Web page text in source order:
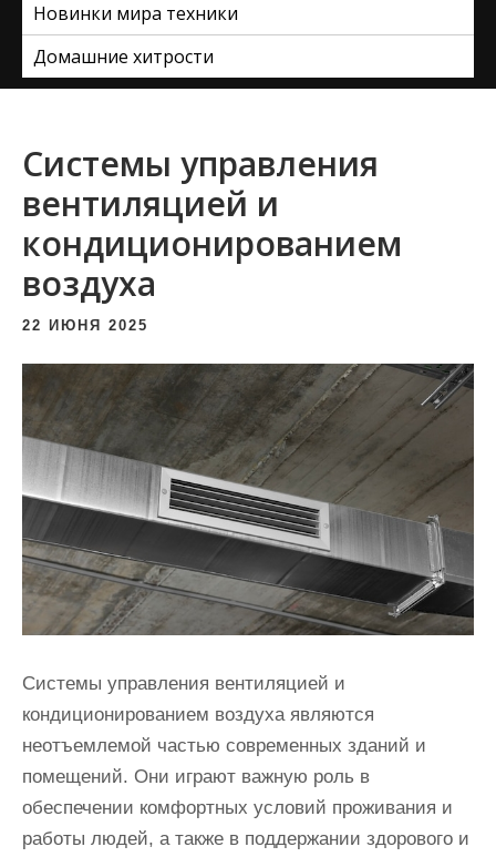
Новинки мира техники
Домашние хитрости
Системы управления
вентиляцией и
кондиционированием
воздуха
22 ИЮНЯ 2025
Системы управления вентиляцией и
кондиционированием воздуха являются
неотъемлемой частью современных зданий и
помещений. Они играют важную роль в
обеспечении комфортных условий проживания и
работы людей, а также в поддержании здорового и